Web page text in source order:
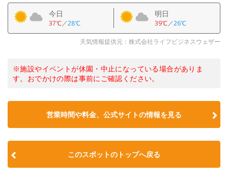
今日
37℃／28℃
明日
39℃／26℃
天気情報提供元：株式会社ライフビジネスウェザー
※施設やイベントが休園・中止になっている場合がありま
す。おでかけの際は事前にご確認ください。
営業時間や料金、公式サイトの情報を見る
このスポットのトップへ戻る